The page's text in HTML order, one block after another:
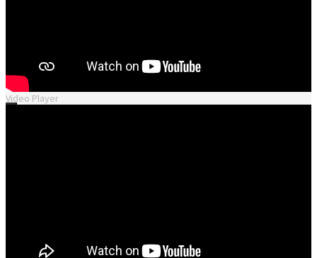
Video Player